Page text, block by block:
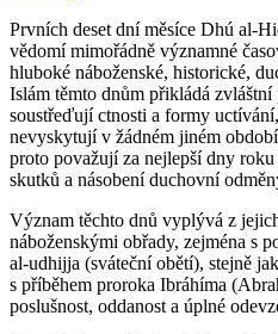
Prvních deset dní měsíce Dhú al-
vědomí mimořádně významné
hluboké náboženské, historické,
Islám těmto dnům přikládá zvláštní
soustřeďují ctnosti a formy
nevyskytují v žádném jiném
proto považují za nejlepší dny
skutků a násobení duchovní
Význam těchto dnů vyplývá z
náboženskými obřady, zejména s
al-udhijja (sváteční obětí), stejně
s příběhem proroka Ibráhíma
poslušnost, oddanost a úplné